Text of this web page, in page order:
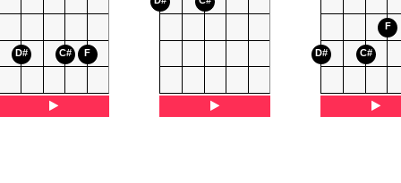
D# C# F D# C#
F